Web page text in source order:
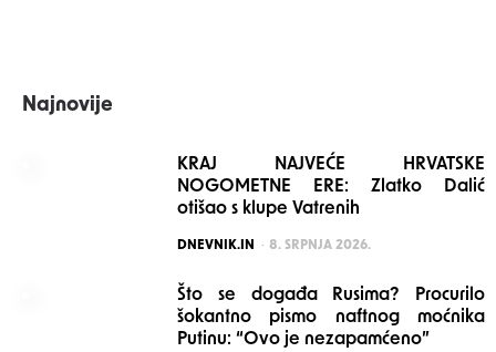
Najnovije
KRAJ NAJVEĆE HRVATSKE
NOGOMETNE ERE: Zlatko Dalić
otišao s klupe Vatrenih
POSTED
DNEVNIK.IN 8. SRPNJA 2026.
Što se događa Rusima? Procurilo
šokantno pismo naftnog moćnika
Putinu: “Ovo je nezapamćeno”